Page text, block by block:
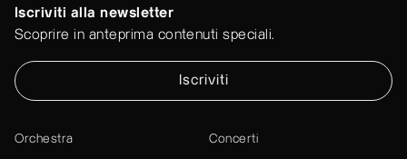
Iscriviti alla newsletter
Scoprire in anteprima contenuti speciali.
Iscriviti
Orchestra Concerti